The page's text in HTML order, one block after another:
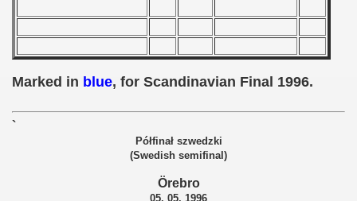
Marked in blue, for Scandinavian Final 1996.
`
Półfinał szwedzki
(Swedish semifinal)
Örebro
05. 05. 1996
- 1955
- 1956
- 1957
- 1958